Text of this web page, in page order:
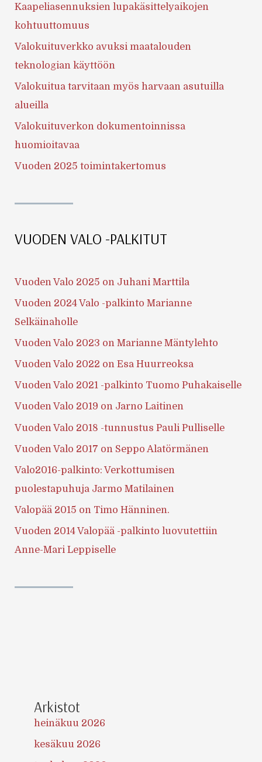
Kaapeliasennuksien lupakäsittelyaikojen
kohtuuttomuus
Valokuituverkko avuksi maatalouden
teknologian käyttöön
Valokuitua tarvitaan myös harvaan asutuilla
alueilla
Valokuituverkon dokumentoinnissa
huomioitavaa
Vuoden 2025 toimintakertomus
VUODEN VALO -PALKITUT
Vuoden Valo 2025 on Juhani Marttila
Vuoden 2024 Valo -palkinto Marianne
Selkäinaholle
Vuoden Valo 2023 on Marianne Mäntylehto
Vuoden Valo 2022 on Esa Huurreoksa
Vuoden Valo 2021 -palkinto Tuomo Puhakaiselle
Vuoden Valo 2019 on Jarno Laitinen
Vuoden Valo 2018 -tunnustus Pauli Pulliselle
Vuoden Valo 2017 on Seppo Alatörmänen
Valo2016-palkinto: Verkottumisen
puolestapuhuja Jarmo Matilainen
Valopää 2015 on Timo Hänninen.
Vuoden 2014 Valopää -palkinto luovutettiin
Anne-Mari Leppiselle
Arkistot
heinäkuu 2026
kesäkuu 2026